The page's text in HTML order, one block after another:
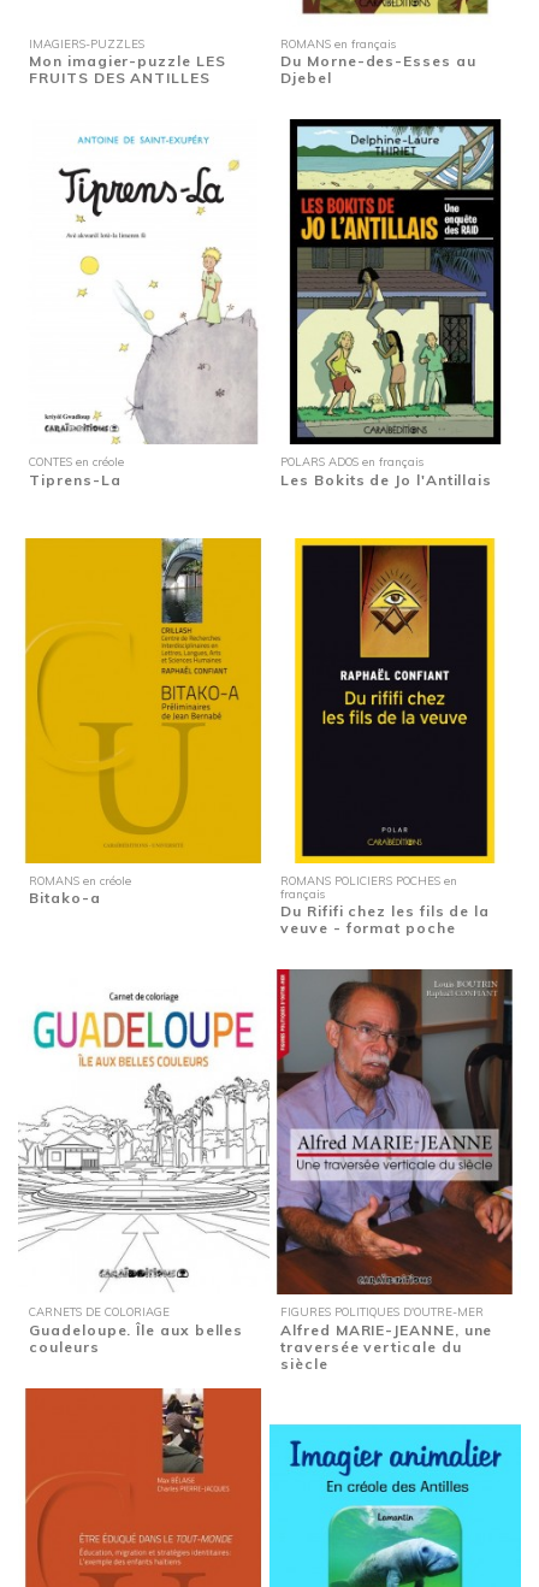
IMAGIERS-PUZZLES
Mon imagier-puzzle LES
FRUITS DES ANTILLES
ROMANS en français
Du Morne-des-Esses au
Djebel
CONTES en créole
Tiprens-La
POLARS ADOS en français
Les Bokits de Jo l'Antillais
ROMANS en créole
Bitako-a
ROMANS POLICIERS POCHES en
français
Du Rififi chez les fils de la
veuve - format poche
CARNETS DE COLORIAGE
Guadeloupe. Île aux belles
couleurs
FIGURES POLITIQUES D'OUTRE-MER
Alfred MARIE-JEANNE, une
traversée verticale du
siècle